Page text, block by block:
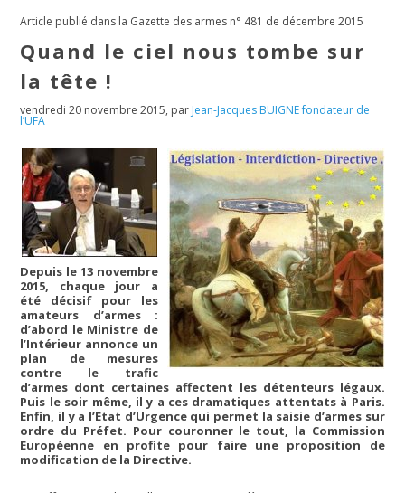
Article publié dans la Gazette des armes n° 481 de décembre 2015
Quand le ciel nous tombe sur
la tête !
vendredi 20 novembre 2015, par Jean-Jacques BUIGNE fondateur de
l’UFA
Depuis le 13 novembre
2015, chaque jour a
été décisif pour les
amateurs d’armes :
d’abord le Ministre de
l’Intérieur annonce un
plan de mesures
contre le trafic
d’armes dont certaines affectent les détenteurs légaux.
Puis le soir même, il y a ces dramatiques attentats à Paris.
Enfin, il y a l’Etat d’Urgence qui permet la saisie d’armes sur
ordre du Préfet. Pour couronner le tout, la Commission
Européenne en profite pour faire une proposition de
modification de la Directive.